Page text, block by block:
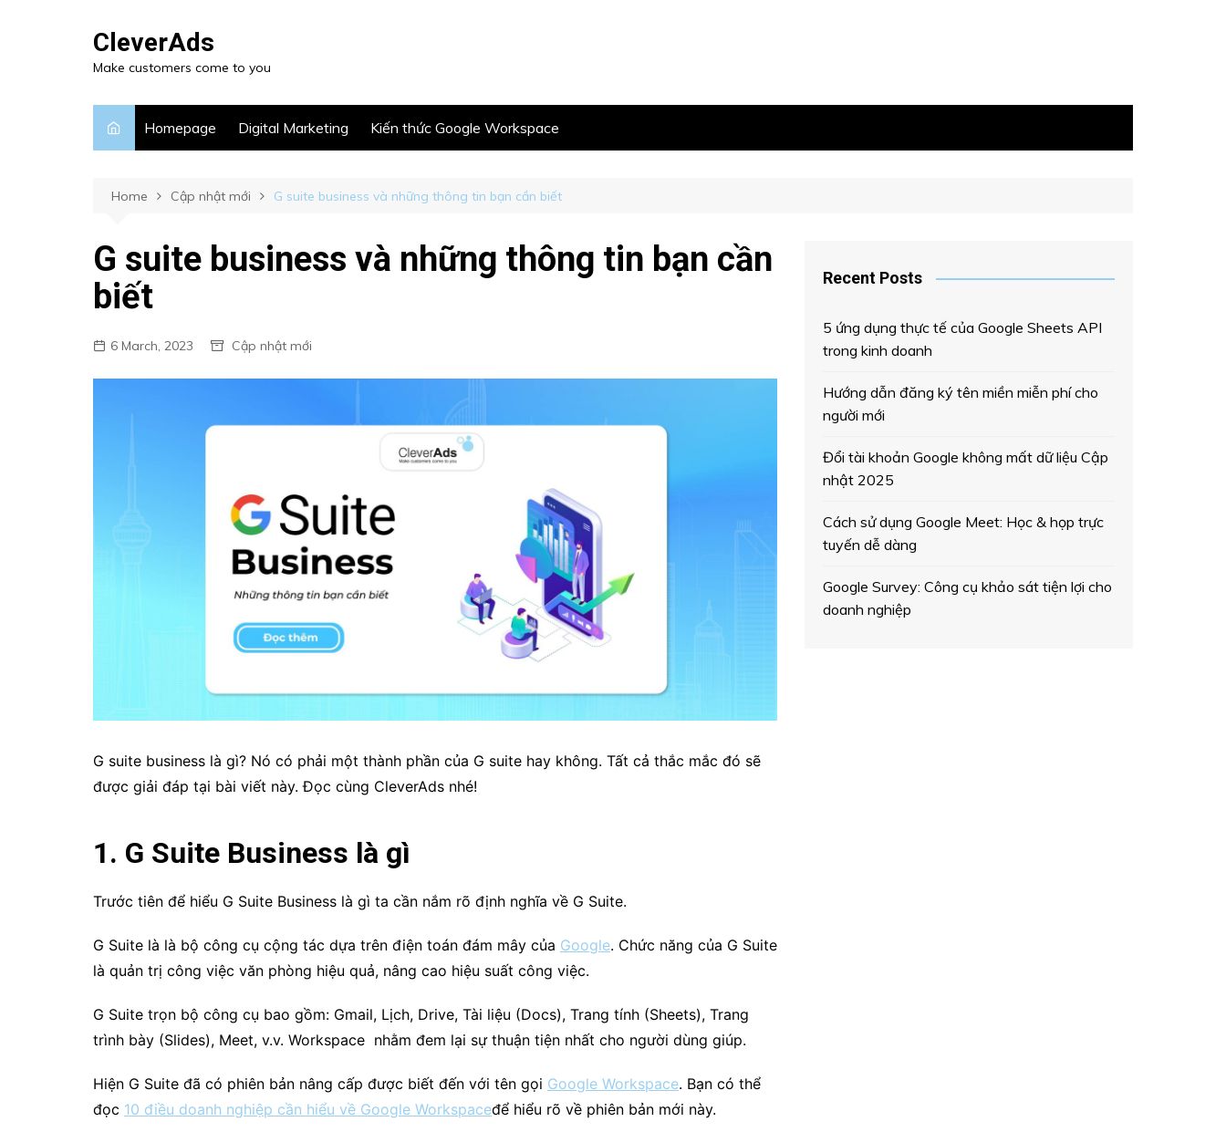
CleverAds
Make customers come to you
Homepage Digital Marketing Kiến thức Google Workspace
Home Cập nhật mới G suite business và những thông tin bạn cần biết
G suite business và những thông tin bạn cần
biết
6 March, 2023 Cập nhật mới
G suite business là gì? Nó có phải một thành phần của G suite hay không. Tất cả thắc mắc đó sẽ
được giải đáp tại bài viết này. Đọc cùng CleverAds nhé!
1. G Suite Business là gì
Trước tiên để hiểu G Suite Business là gì ta cần nắm rõ định nghĩa về G Suite.
G Suite là là bộ công cụ cộng tác dựa trên điện toán đám mây của Google. Chức năng của G Suite
là quản trị công việc văn phòng hiệu quả, nâng cao hiệu suất công việc.
G Suite trọn bộ công cụ bao gồm: Gmail, Lịch, Drive, Tài liệu (Docs), Trang tính (Sheets), Trang
trình bày (Slides), Meet, v.v. Workspace nhằm đem lại sự thuận tiện nhất cho người dùng giúp.
Hiện G Suite đã có phiên bản nâng cấp được biết đến với tên gọi Google Workspace. Bạn có thể
đọc 10 điều doanh nghiệp cần hiểu về Google Workspaceđể hiểu rõ về phiên bản mới này.
Recent Posts
5 ứng dụng thực tế của Google Sheets API
trong kinh doanh
Hướng dẫn đăng ký tên miền miễn phí cho
người mới
Đổi tài khoản Google không mất dữ liệu Cập
nhật 2025
Cách sử dụng Google Meet: Học & họp trực
tuyến dễ dàng
Google Survey: Công cụ khảo sát tiện lợi cho
doanh nghiệp